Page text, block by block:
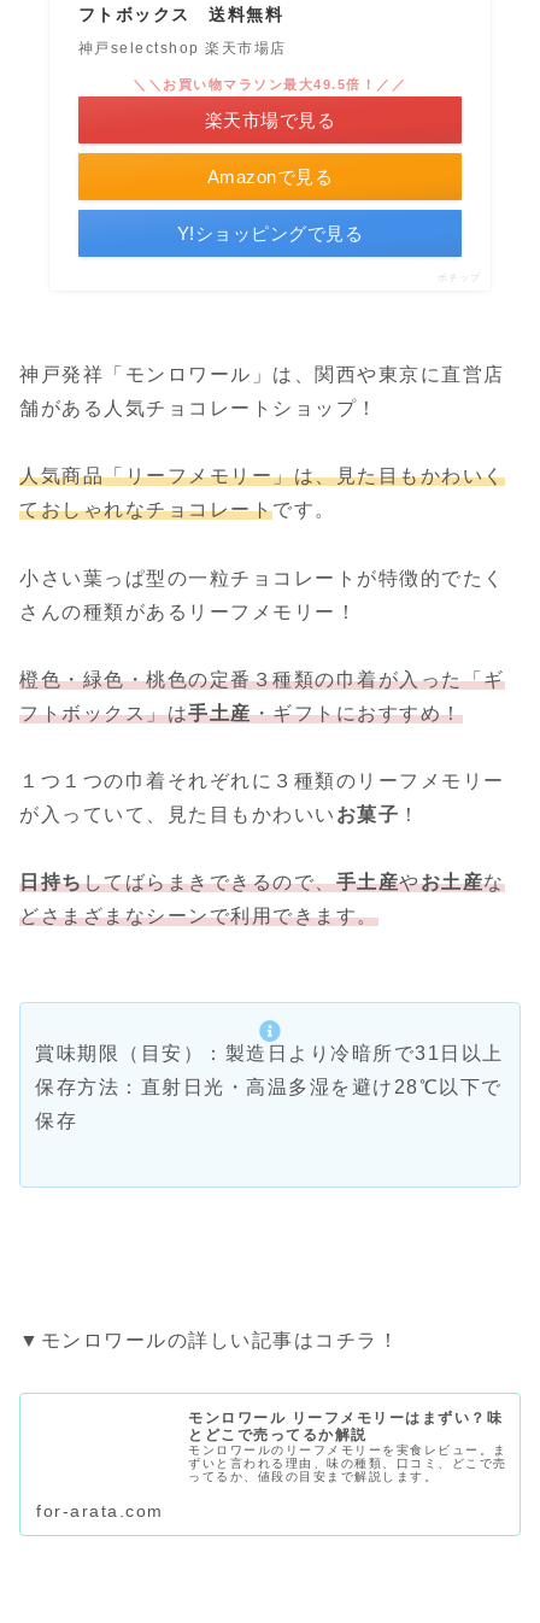
フトボックス 送料無料
神戸selectshop 楽天市場店
Amazonで見る
＼＼お買い物マラソン最大49.5倍！／／
楽天市場で見る
Y!ショッピングで見る
ポチップ
神戸発祥「モンロワール」は、関西や東京に直営店
舗がある人気チョコレートショップ！
人気商品「リーフメモリー」は、見た目もかわいく
ておしゃれなチョコレートです。
小さい葉っぱ型の一粒チョコレートが特徴的でたく
さんの種類があるリーフメモリー！
橙色・緑色・桃色の定番３種類の巾着が入った「ギ
フトボックス」は手土産・ギフトにおすすめ！
１つ１つの巾着それぞれに３種類のリーフメモリー
が入っていて、見た目もかわいい お菓子 ！
日持ちしてばらまきできるので、手土産やお土産な
どさまざまなシーンで利用できます。
賞味期限（目安）：製造日より冷暗所で31日以上
保存方法：直射日光・高温多湿を避け28℃以下で
保存
▼モンロワールの詳しい記事はコチラ！
モンロワール リーフメモリーはまずい？味
とどこで売ってるか解説
モンロワールのリーフメモリーを実食レビュー。ま
ずいと言われる理由、味の種類、口コミ、どこで売
ってるか、値段の目安まで解説します。
for-arata.com